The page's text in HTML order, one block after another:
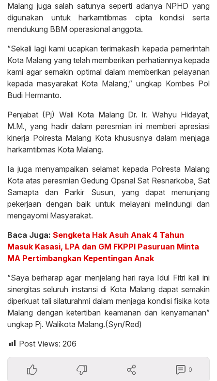
Malang juga salah satunya seperti adanya NPHD yang
digunakan untuk harkamtibmas cipta kondisi serta
mendukung BBM operasional anggota.
“Sekali lagi kami ucapkan terimakasih kepada pemerintah
Kota Malang yang telah memberikan perhatiannya kepada
kami agar semakin optimal dalam memberikan pelayanan
kepada masyarakat Kota Malang,” ungkap Kombes Pol
Budi Hermanto.
Penjabat (Pj) Wali Kota Malang Dr. Ir. Wahyu Hidayat,
M.M., yang hadir dalam peresmian ini memberi apresiasi
kinerja Polresta Malang Kota khususnya dalam menjaga
harkamtibmas Kota Malang.
Ia juga menyampaikan selamat kepada Polresta Malang
Kota atas peresmian Gedung Opsnal Sat Resnarkoba, Sat
Samapta dan Parkir Susun, yang dapat menunjang
pekerjaan dengan baik untuk melayani melindungi dan
mengayomi Masyarakat.
Baca Juga: Sengketa Hak Asuh Anak 4 Tahun
Masuk Kasasi, LPA dan GM FKPPI Pasuruan Minta
MA Pertimbangkan Kepentingan Anak
“Saya berharap agar menjelang hari raya Idul Fitri kali ini
sinergitas seluruh instansi di Kota Malang dapat semakin
diperkuat tali silaturahmi dalam menjaga kondisi fisika kota
Malang dengan ketertiban keamanan dan kenyamanan”
ungkap Pj. Walikota Malang.(Syn/Red)
Post Views: 206
0